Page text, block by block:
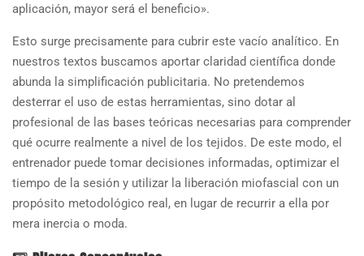
aplicación, mayor será el beneficio».
Esto surge precisamente para cubrir este vacío analítico. En
nuestros textos buscamos aportar claridad científica donde
abunda la simplificación publicitaria. No pretendemos
desterrar el uso de estas herramientas, sino dotar al
profesional de las bases teóricas necesarias para comprender
qué ocurre realmente a nivel de los tejidos. De este modo, el
entrenador puede tomar decisiones informadas, optimizar el
tiempo de la sesión y utilizar la liberación miofascial con un
propósito metodológico real, en lugar de recurrir a ella por
mera inercia o moda.